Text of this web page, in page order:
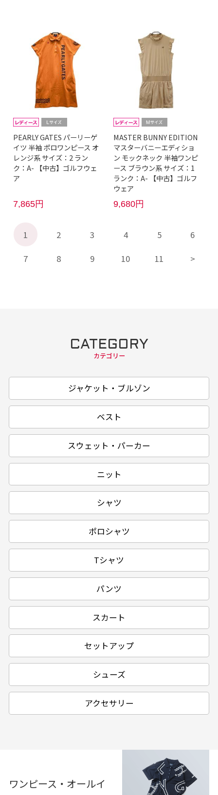
PEARLY GATES パーリーゲ
イツ 半袖 ポロワンピース オ
レンジ系 サイズ：2 ラン
ク：A- 【中古】ゴルフウェ
ア
7,865円
MASTER BUNNY EDITION
マスターバニーエディショ
ン モックネック 半袖ワンピ
ース ブラウン系 サイズ：1
ランク：A- 【中古】ゴルフ
ウェア
9,680円
1 2 3 4 5 6
7 8 9 10 11
CATEGORY
カテゴリー
ジャケット・ブルゾン
ベスト
スウェット・パーカー
ニット
シャツ
ポロシャツ
Tシャツ
パンツ
スカート
セットアップ
シューズ
アクセサリー
ワンピース・オールイ